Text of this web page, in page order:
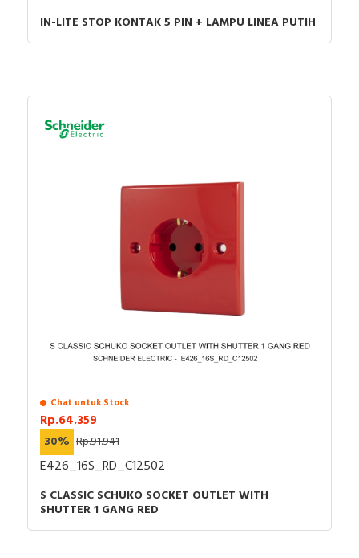
IN-LITE STOP KONTAK 5 PIN + LAMPU LINEA PUTIH
Chat untuk Stock
Rp.64.359
30% Rp.91.941
E426_16S_RD_C12502
S CLASSIC SCHUKO SOCKET OUTLET WITH
SHUTTER 1 GANG RED